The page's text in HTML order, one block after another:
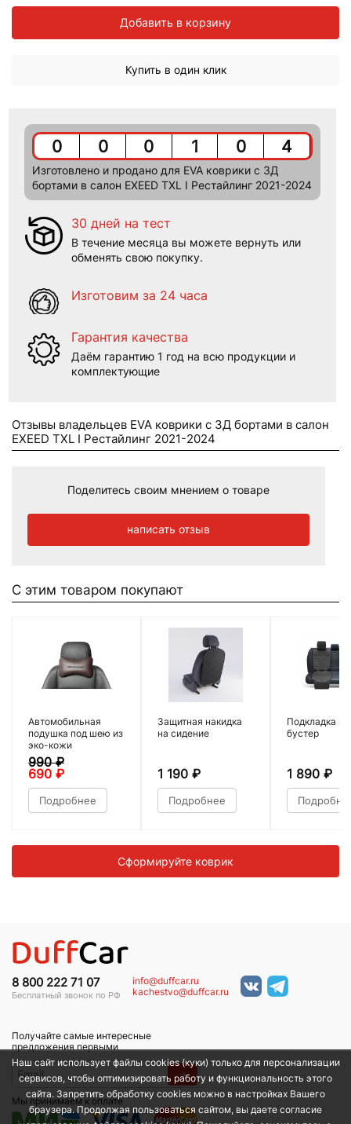
Добавить в корзину
Купить в один клик
0 0 0 1 0 4
Изготовлено и продано для EVA коврики c 3Д
бортами в салон EXEED TXL I Рестайлинг 2021-2024
30 дней на тест
В течение месяца вы можете вернуть или
обменять свою покупку.
Изготовим за 24 часа
Гарантия качества
Даём гарантию 1 год на всю продукции и
комплектующие
Отзывы владельцев EVA коврики c 3Д бортами в салон
EXEED TXL I Рестайлинг 2021-2024
Поделитесь своим мнением о товаре
написать отзыв
С этим товаром покупают
Автомобильная
подушка под шею из
эко-кожи
990₽
690 ₽
Подробнее
Защитная накидка
на сидение
1 190 ₽
Подробнее
Подкладка
бустер
1 890 ₽
Сформируйте коврик
8 800 222 71 07
Бесплатный звонок по РФ
info@duffcar.ru
kachestvo@duffcar.ru
Получайте самые интересные
предложения первыми
→
Мы принимаем к оплате
Наш сайт использует файлы cookies (куки) только для персонализации
сервисов, чтобы оптимизировать работу и функциональность этого
сайта. Запретить обработку cookies можно в настройках Вашего
браузера. Продолжая пользоваться сайтом, вы даете согласие